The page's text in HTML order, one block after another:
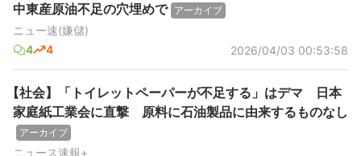
中東産原油不足の穴埋めで アーカイブ
ニュー速(嫌儲)
4
4 2026/04/03 00:53:58
【社会】「トイレットペーパーが不足する」はデマ 日本
家庭紙工業会に直撃 原料に石油製品に由来するものなし
アーカイブ
ニュース速報+